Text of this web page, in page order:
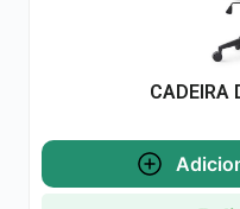
CADEIRA